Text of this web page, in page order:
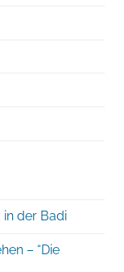
in der Badi
– “Die